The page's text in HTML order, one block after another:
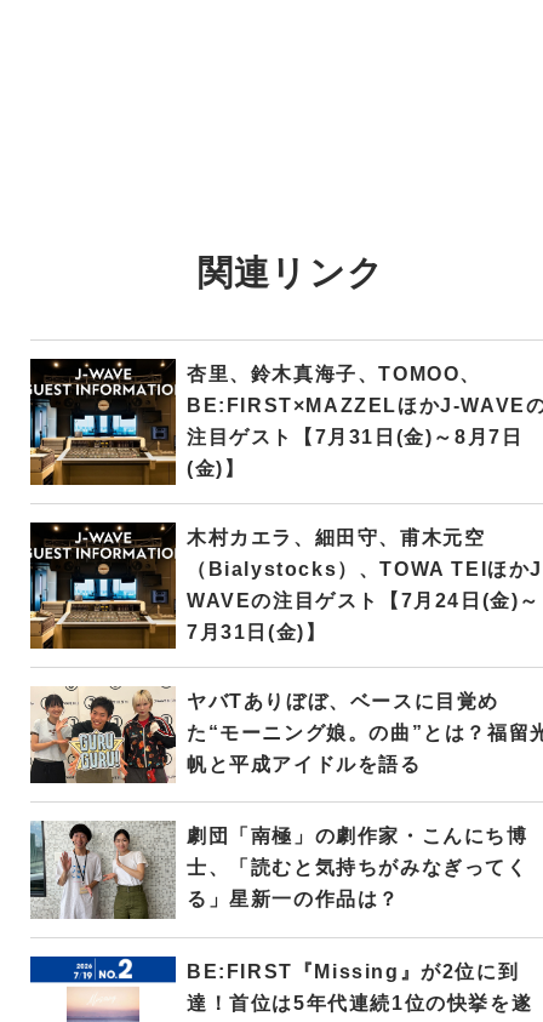
関連リンク
杏里、鈴木真海子、TOMOO、
BE:FIRST×MAZZELほかJ-WAVE
注目ゲスト【7月31日(金)～8月7日
(金)】
木村カエラ、細田守、甫木元空
（Bialystocks）、TOWA TEIほか
WAVEの注目ゲスト【7月24日(金)～
7月31日(金)】
ヤバTありぼぼ、ベースに目覚め
た“モーニング娘。の曲”とは？福留
帆と平成アイドルを語る
劇団「南極」の劇作家・こんにち博
士、「読むと気持ちがみなぎってく
る」星新一の作品は？
BE:FIRST『Missing』が2位に到
達！首位は5年代連続1位の快挙を遂